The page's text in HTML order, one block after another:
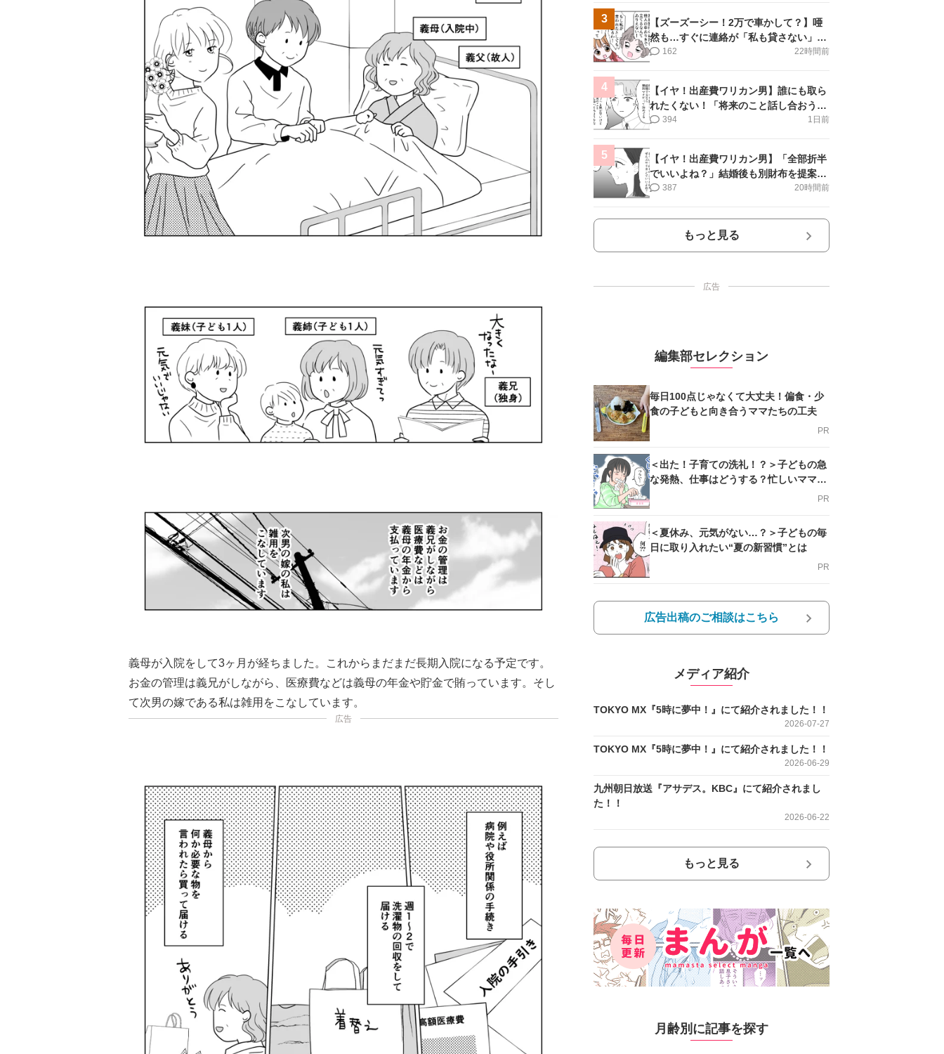
義母が入院をして3ヶ月が経ちました。これからまだまだ長期入院になる予定です。
お金の管理は義兄がしながら、医療費などは義母の年金や貯金で賄っています。そし
て次男の嫁である私は雑用をこなしています。
広告
3
【ズーズーシー！2万で車かして？】唖
然も…すぐに連絡が「私も貸さない」＜
第15話＞#4コマ母道場
22時間前
162
4
【イヤ！出産費ワリカン男】誰にも取ら
れたくない！「将来のこと話し合おう」
＜第9話＞#4コマ母道場
1日前
394
5
【イヤ！出産費ワリカン男】「全部折半
でいいよね？」結婚後も別財布を提案＜
第10話＞#4コマ母道場
20時間前
387
もっと見る
広告
編集部セレクション
毎日100点じゃなくて大丈夫！偏食・少
食の子どもと向き合うママたちの工夫
PR
＜出た！子育ての洗礼！？＞子どもの急
な発熱、仕事はどうする？忙しいママを
PR
＜夏休み、元気がない…？＞子どもの毎
日に取り入れたい“夏の新習慣”とは
PR
広告出稿のご相談はこちら
メディア紹介
TOKYO MX『5時に夢中！』にて紹介されました！！
2026-07-27
TOKYO MX『5時に夢中！』にて紹介されました！！
2026-06-29
九州朝日放送『アサデス。KBC』にて紹介されまし
た！！
2026-06-22
もっと見る
月齢別に記事を探す